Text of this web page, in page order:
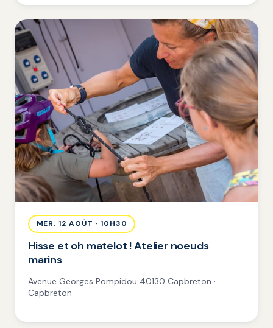
MER. 12 AOÛT · 10H30
Hisse et oh matelot ! Atelier noeuds
marins
Avenue Georges Pompidou 40130 Capbreton ·
Capbreton